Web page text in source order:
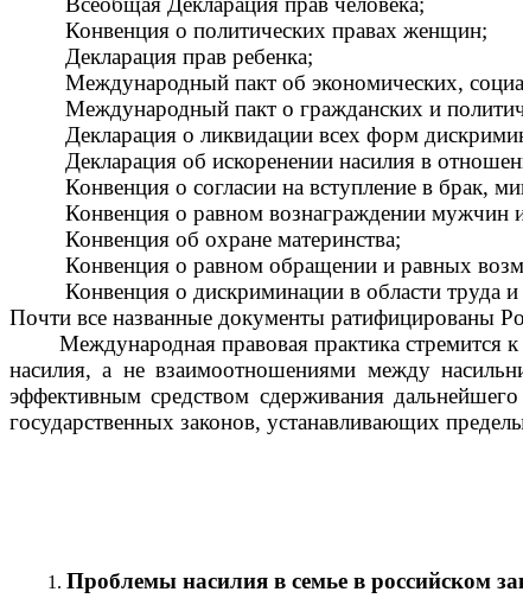
Конвенция о политических правах женщин;
Декларация прав ребенка;
Международный пакт об экономических,
Международный пакт о гражданских и
Декларация о ликвидации всех форм
Декларация об искоренении насилия в
Конвенция о согласии на вступление в брак,
Конвенция о равном вознаграждении мужчин
Конвенция об охране материнства;
Конвенция о равном обращении и равных
Конвенция о дискриминации в области труда и
Почти все названные документы ратифицированы
Международная правовая практика стремится к
насилия, а не взаимоотношениями между
эффективным средством сдерживания
государственных законов, устанавливающих
Проблемы насилия в семье в российском